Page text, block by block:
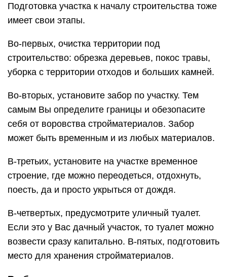
Подготовка участка к началу строительства тоже
имеет свои этапы.
Во-первых, очистка территории под
строительство: обрезка деревьев, покос травы,
уборка с территории отходов и больших камней.
Во-вторых, установите забор по участку. Тем
самым Вы определите границы и обезопасите
себя от воровства стройматериалов. Забор
может быть временным и из любых материалов.
В-третьих, установите на участке временное
строение, где можно переодеться, отдохнуть,
поесть, да и просто укрыться от дождя.
В-четвертых, предусмотрите уличный туалет.
Если это у Вас дачный участок, то туалет можно
возвести сразу капитально. В-пятых, подготовить
место для хранения стройматериалов.